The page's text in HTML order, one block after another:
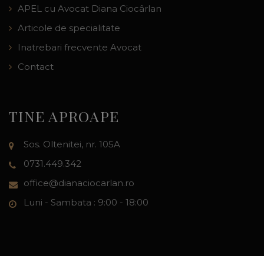
APEL cu Avocat Diana Ciocârlan
Articole de specialitate
Inatrebari frecvente Avocat
Contact
TINE APROAPE
Sos. Oltenitei, nr. 105A
0731.449.342
office@dianaciocarlan.ro
Luni - Sambata : 9:00 - 18:00